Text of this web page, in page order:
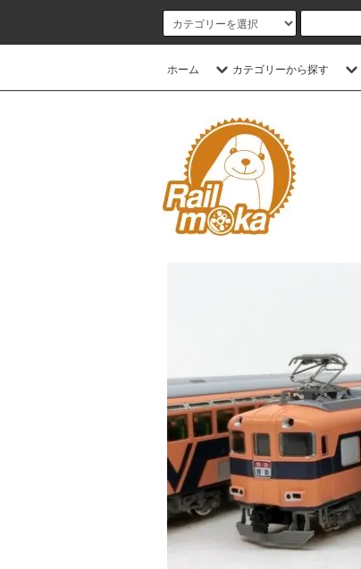
ホーム カテゴリーから探す